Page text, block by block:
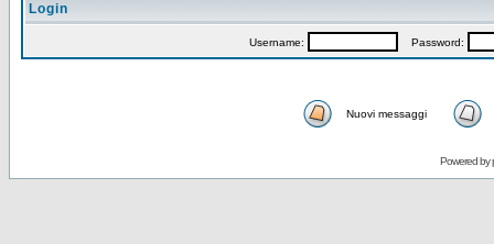
Login
Username: Password:
Nuovi messaggi
Powered by